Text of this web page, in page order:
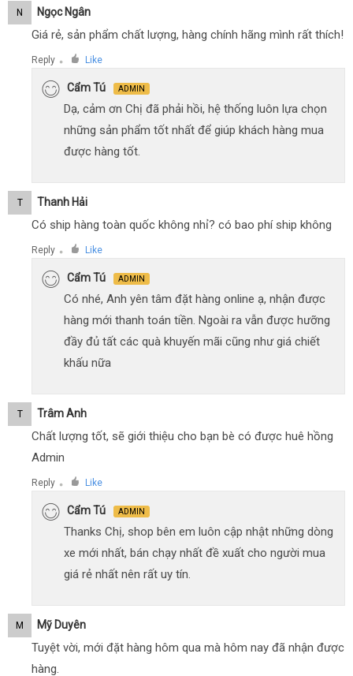
N Ngọc Ngân
Giá rẻ, sản phẩm chất lượng, hàng chính hãng mình rất thích!
Reply ● Like
Cẩm Tú ADMIN
Dạ, cảm ơn Chị đã phải hồi, hệ thống luôn lựa chọn
những sản phẩm tốt nhất để giúp khách hàng mua
được hàng tốt.
T Thanh Hải
Có ship hàng toàn quốc không nhỉ? có bao phí ship không
Reply ● Like
Cẩm Tú ADMIN
Có nhé, Anh yên tâm đặt hàng online ạ, nhận được
hàng mới thanh toán tiền. Ngoài ra vẫn được hưỡng
đầy đủ tất các quà khuyến mãi cũng như giá chiết
khấu nữa
T Trâm Anh
Chất lượng tốt, sẽ giới thiệu cho bạn bè có được huê hồng
Admin
Reply ● Like
Cẩm Tú ADMIN
Thanks Chị, shop bên em luôn cập nhật những dòng
xe mới nhất, bán chạy nhất đề xuất cho người mua
giá rẻ nhất nên rất uy tín.
M Mỹ Duyên
Tuyệt vời, mới đặt hàng hôm qua mà hôm nay đã nhận được
hàng.